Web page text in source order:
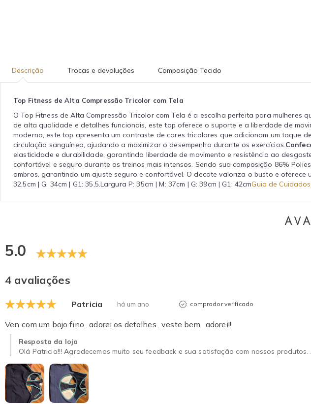
Descrição Trocas e devoluções Composição Tecido
Top Fitness de Alta Compressão Tricolor com Tela
O Top Fitness de Alta Compressão Tricolor com Tela é a escolha perfeita para
de alta qualidade e detalhes funcionais, este top oferece o suporte e a liberdade de
moderno, este top apresenta um contraste de cores tricolores que adicionam um toque
circulação sanguínea, ajudando a maximizar o desempenho durante os exercícios.
elasticidade e durabilidade, garantindo liberdade de movimento e resistência ao
confortável e seguro durante os treinos mais intensos. Sendo sua composição 86%
ombros, garantindo um ajuste seguro e confortável. O decote valoriza o busto e oferece
32,5cm | G: 34cm | G1: 35,5.Largura P: 35cm | M: 37cm | G: 39cm | G1: 42cmGuia de Cuidados
5.0
4 avaliações
Patricia há um ano comprador verificado
Ven com um bojo fino.. adorei os detalhes.. veste bem.. adorei!!
Resposta da loja
Olá Patricia!!! Agradecemos muito seu feedback e sua satisfação com nossos produtos.